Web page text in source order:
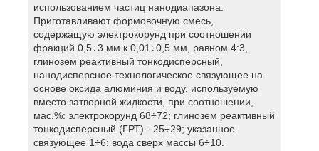
использованием частиц нанодиапазона.
Приготавливают формовочную смесь,
содержащую электрокорунд при соотношении
фракций 0,5÷3 мм к 0,01÷0,5 мм, равном 4:3,
глинозем реактивный тонкодисперсный,
нанодисперсное технологическое связующее на
основе оксида алюминия и воду, используемую
вместо затворной жидкости, при соотношении,
мас.%: электрокорунд 68÷72; глинозем реактивный
тонкодисперсный (ГРТ) - 25÷29; указанное
связующее 1÷6; вода сверх массы 6÷10.